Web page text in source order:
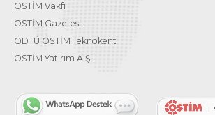
OSTİM Vakfı
OSTİM Gazetesi
ODTÜ OSTİM Teknokent
OSTİM Yatırım A.Ş.